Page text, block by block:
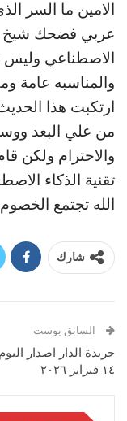
الامين ما السر
عربي فضحك شيخ
الاصطناعي
والمناسبه عامة
ارتكبت هذا
من علي البعد
والاحترام ولكن
تقنية الذكاء
الله تجتمع الخصوم
شارك
السابق بوست
جريدة الدار اصدار
١٤ فبراير ٢٠٢٦